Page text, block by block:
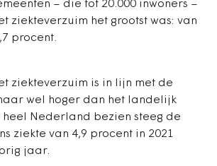
– die tot 20.000 inwoners –
ziekteverzuim het grootst was: van
procent.
ziekteverzuim is in lijn met de
wel hoger dan het landelijk
Nederland bezien steeg de
ziekte van 4,9 procent in 2021
jaar.